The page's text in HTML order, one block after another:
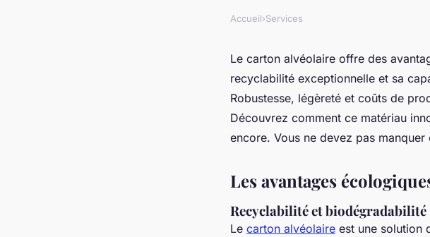
Les avantages écologiques
industriels du carton
Accueil›Services
Le carton alvéolaire offre des
recyclabilité exceptionnelle et sa
Robustesse, légèreté et coûts de
Découvrez comment ce matériau
encore. Vous ne devez pas
Les avantages
Recyclabilité et biodégradabilité
Le carton alvéolaire est une solution